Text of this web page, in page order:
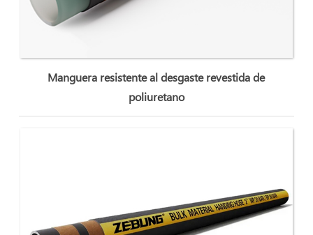
Manguera resistente al desgaste revestida de
poliuretano